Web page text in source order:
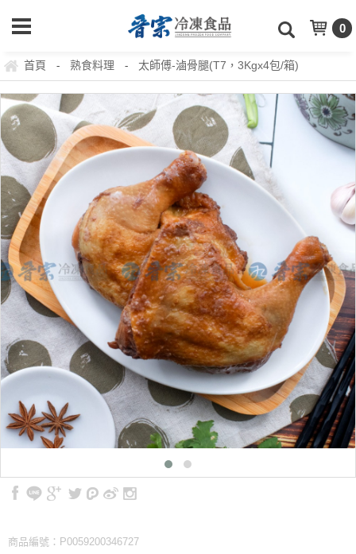
0
首頁 - 熟食料理 - 太師傅-滷骨腿(T7，3Kgx4包/箱)
商品編號：P0059200346727